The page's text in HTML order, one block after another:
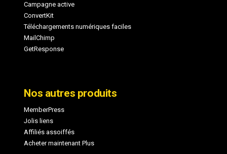
Campagne active
ConvertKit
Téléchargements numériques faciles
MailChimp
GetResponse
Nos autres produits
MemberPress
Jolis liens
Affiliés assoiffés
Acheter maintenant Plus